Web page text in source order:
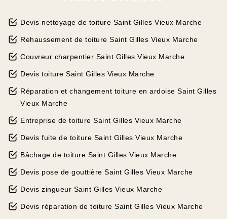
Devis nettoyage de toiture Saint Gilles Vieux Marche
Rehaussement de toiture Saint Gilles Vieux Marche
Couvreur charpentier Saint Gilles Vieux Marche
Devis toiture Saint Gilles Vieux Marche
Réparation et changement toiture en ardoise Saint Gilles
Vieux Marche
Entreprise de toiture Saint Gilles Vieux Marche
Devis fuite de toiture Saint Gilles Vieux Marche
Bâchage de toiture Saint Gilles Vieux Marche
Devis pose de gouttière Saint Gilles Vieux Marche
Devis zingueur Saint Gilles Vieux Marche
Devis réparation de toiture Saint Gilles Vieux Marche